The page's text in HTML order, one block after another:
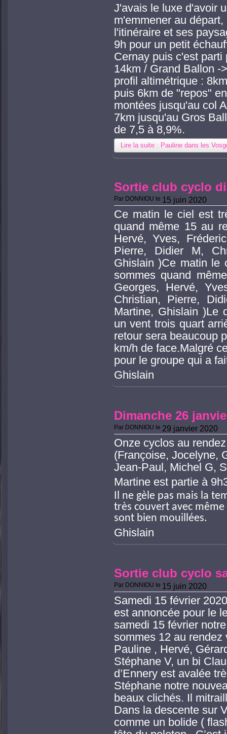
J'avais le luxe d'avoir
m'emmener au
l'itinéraire et ses
9h pour un petit
Cernay puis c'est
14km / Grand Ballon -
profil altimétrique :
puis 6km de "repos"
montées jusqu'au col
7km jusqu'au Gros
de 7,5 à 8,9%.
Lire la suite : Pauline dans les
Sortie club cyclo
Par DONNIOU le 15 juin 2020
Ce matin le ciel est
quand même 15 au
Hervé, Yves,
Pierre, Didier M,
Ghislain )Ce matin le
sommes quand
Georges, Hervé,
Christian, Pierre,
Martine, Ghislain )Le
un vent trois quart
retour sera beaucoup
km/h de face.Malgré
pour le groupe qui a
Ghislain
Dimanche 26
Par DONNIOU le 29 janvier 2020
Onze cyclos au
(Françoise, Jocelyne,
Jean-Paul, Michel G,
Martine est partie à
Il ne gèle pas mais la
très couvert avec
sont bien mouillées.
Ghislain
Sortie club cyclo
Par DONNIOU le 15 juin 2020
Samedi 15 février
est annoncée pour le
samedi 15 février
sommes 12 au
Pauline , Hervé,
Stéphane V, un bi
d’Ennery est avalée
Stéphane notre
beaux clichés. Il
Dans la descente sur
comme un bolide (